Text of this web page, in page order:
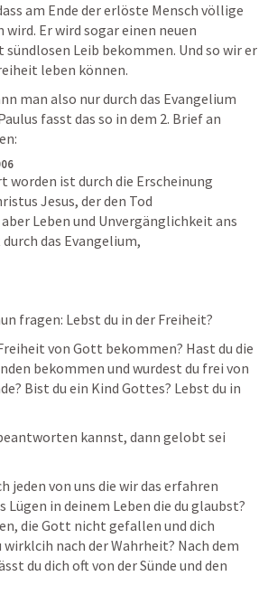
am Ende der erlöste Mensch völlige
Er wird sogar einen neuen
Leib bekommen. Und so wir er
leben können.
man also nur durch das Evangelium
fasst das so in dem 2. Brief an
worden ist durch die Erscheinung
Jesus, der den Tod
Leben und Unvergänglichkeit ans
das Evangelium,
fragen: Lebst du in der Freiheit?
von Gott bekommen? Hast du die
bekommen und wurdest du frei von
Bist du ein Kind Gottes? Lebst du in
kannst, dann gelobt sei
jeden von uns die wir das erfahren
Lügen in deinem Leben die du glaubst?
die Gott nicht gefallen und dich
wirklcih nach der Wahrheit? Nach dem
du dich oft von der Sünde und den